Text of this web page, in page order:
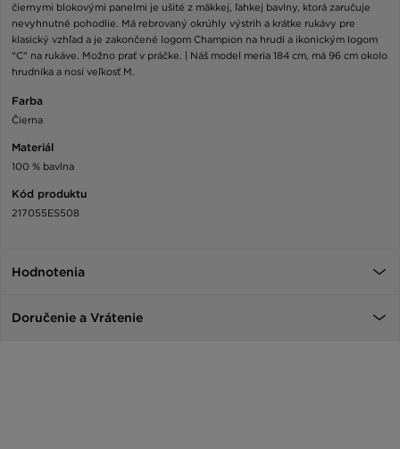
čiernymi blokovými panelmi je ušité z mäkkej, ľahkej bavlny, ktorá zaručuje
nevyhnutné pohodlie. Má rebrovaný okrúhly výstrih a krátke rukávy pre
klasický vzhľad a je zakončené logom Champion na hrudi a ikonickým logom
"C" na rukáve. Možno prať v práčke. | Náš model meria 184 cm, má 96 cm okolo
hrudníka a nosí veľkosť M.
Farba
Čierna
Materiál
100 % bavlna
Kód produktu
217055ES508
Hodnotenia
Doručenie a Vrátenie